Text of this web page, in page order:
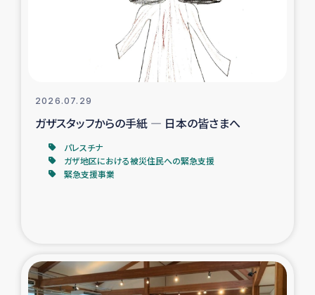
インターン・ボランティア日誌
経済自立支援事業
ガザ空爆被災者への食料支援と農家生産支援
ガザ地区における羊の畜産支援
ガザ地区酪農を通した女性グループの生計支援
2026.07.29
ガザスタッフからの手紙 ― 日本の皆さまへ
パレスチナ
ガザ地区における被災住民への緊急支援
緊急支援事業